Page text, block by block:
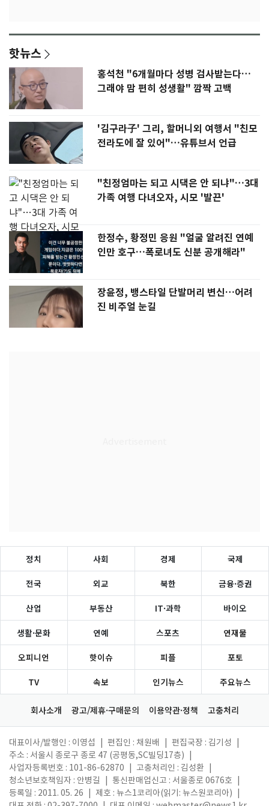
핫뉴스
홍석천 "6개월마다 성병 검사받는다…
그래야 맘 편히 성생활" 깜짝 고백
'김구라子' 그리, 할머니외 여행서 "친모
전라도에 잘 있어"…유튜브서 언급
"친정엄마는 되고 시댁은 안 되냐"…3대
가족 여행 다녀오자, 시모 '발끈'
한정수, 황정민 응원 "얼굴 알려진 연예
인만 호구…폭로녀도 신분 공개해라"
장윤정, 뱅스타일 단발머리 변신…어려
진 비주얼 눈길
정치 사회 경제 국제
전국 외교 북한 금융·증권
산업 부동산 IT·과학 바이오
생활·문화 연예 스포츠 연재물
오피니언 핫이슈 피플 포토
TV 속보 인기뉴스 주요뉴스
회사소개 광고/제휴·구매문의 이용약관·정책 고충처리
대표이사/발행인 : 이영섭 편집인 : 채원배 편집국장 : 김기성
주소 : 서울시 종로구 종로 47 (공평동,SC빌딩17층)
사업자등록번호 : 101-86-62870
고충처리인 : 김성환
청소년보호책임자 : 안병길
통신판매업신고 : 서울종로 0676호
등록일 : 2011. 05. 26
제호 : 뉴스1코리아(읽기: 뉴스원코리아)